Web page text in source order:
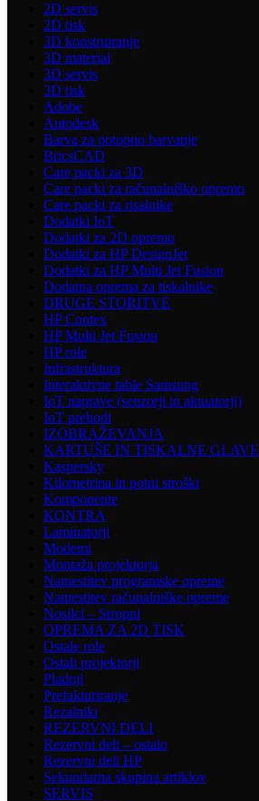
2D servis
2D tisk
3D konstruiranje
3D material
3D servis
3D tisk
Adobe
Autodesk
Barva za potopno barvanje
BricsCAD
Care packi za 3D
Care packi za računalniško opremo
Care packi za risalnike
Dodatki IoT
Dodatki za 2D opremo
Dodatki za HP DesignJet
Dodatki za HP Multi Jet Fusion
Dodatna oprema za tiskalnike
DRUGE STORITVE
HP Contex
HP Multi Jet Fusion
HP role
Infrastruktura
Interaktivne table Samsung
IoT naprave (senzorji in aktuatorji)
IoT prehodi
IZOBRAŽEVANJA
KARTUŠE IN TISKALNE GLAVE
Kaspersky
Kilometrina in potni stroški
Komponente
KONTRA
Laminatorji
Modemi
Montaža projektorja
Namestitev programske opreme
Namestitev računalniške opreme
Nosilci – Stropni
OPREMA ZA 2D TISK
Ostale role
Ostali projektorji
Pladnji
Prefakturiranje
Rezalniki
REZERVNI DELI
Rezervni deli – ostalo
Rezervni deli HP
Sekundarna skupina artiklov
SERVIS